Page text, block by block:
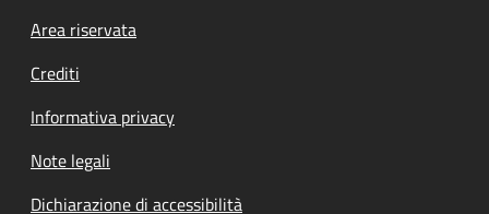
Footer menu
Area riservata
Crediti
Informativa privacy
Note legali
Dichiarazione di accessibilità